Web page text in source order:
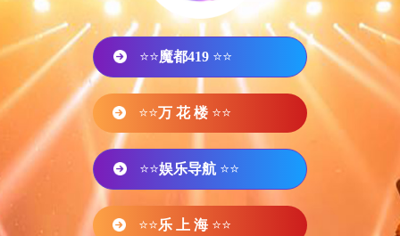
⭐⭐魔都419 ⭐⭐
⭐⭐万 花 楼 ⭐⭐
⭐⭐娱乐导航 ⭐⭐
⭐⭐乐 上 海 ⭐⭐